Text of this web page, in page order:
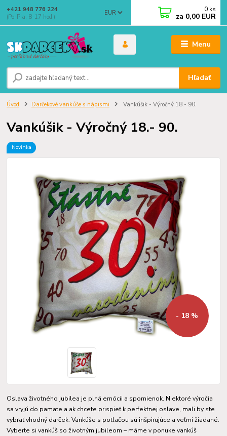
Menu
EUR
Hľadať
+421 948 776 224
(Po-Pia, 8-17 hod.)
0 ks
za 0,00 EUR
Úvod Darčekové vankúše s nápismi Vankúšik - Výročný 18.- 90.
Vankúšik - Výročný 18.- 90.
Novinka
- 18 %
Oslava životného jubilea je plná emócii a spomienok. Niektoré výročia
sa vryjú do pamäte a ak chcete prispieť k perfektnej oslave, mali by ste
vybrať vhodný darček. Vankúše s potlačou sú inšpirujúce a veľmi žiadané.
Vyberte si vankúš so životným jubileom – máme v ponuke vankúš